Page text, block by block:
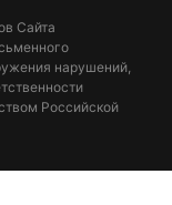
Сайта
нарушений,
Российской